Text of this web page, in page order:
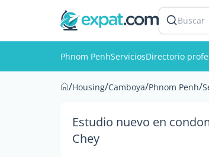
Buscar
Phnom PenhServiciosDirectorio
/Housing/Camboya/Phnom Penh/
Estudio nuevo en
Chey